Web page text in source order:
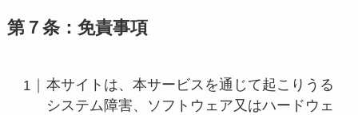
第７条：免責事項
本サイトは、本サービスを通じて起こりうる
システム障害、ソフトウェア又はハードウェ